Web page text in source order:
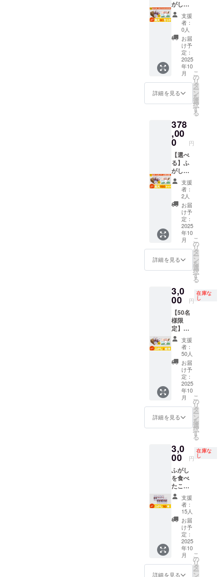
給状
況、製
造工程
上の都
合等に
より出
荷時期
が遅れ
る場合
があり
国内の
み
砂糖、
砂糖、
小麦
粉、小
麦蛋白
(グルテ
ン)/カラ
メル色
素、膨
張剤
量】 30
本 / 1箱
期限】
180日
【製造
式会社
水野製
菓 【販
売元】
株式会
社水野
製菓 🔴
活用方
法 ・お
子様と
の読み
聞かせ
・家族
でのお
プレゼ
ントと
して ・
地域の
保育
園・幼
稚園へ
の寄贈
🚚 配送
プロ
ジェク
ト終了
後、約
2ヶ月以
内に順
予定。
🔥クラ
ディン
グ限定
この機
会にし
か手に
入らな
い特別
なセッ
トで
す！ ※
国内配
送のみ
となり
ます。
※お届け
るふ菓
子。 個
包装で
衛生
的、子
どもか
ら大人
まで安
心して
楽しめ
ます。
食品衛
HACCP
【原材
料】 含
蜜糖(国
内製
造)、黒
砂糖、
砂糖、
小麦
粉、小
麦蛋白
(グルテ
ン)/カラ
メル色
素、膨
張剤
【内容
量】 30
本 / 1箱
180日
【製造
式会社
水野製
菓 【販
売元】
株式会
社水野
製菓 🔴
活用方
法 ・お
子様と
の読み
聞かせ
・家族
でのお
プレゼ
ントと
して ・
地域の
保育
園・幼
稚園へ
の寄贈
🚚 配送
プロ
ジェク
ト終了
後、約
2ヶ月以
内に順
「好き
なこと
には全
力で」
と世代
を超え
たメッ
セージ
性も込
めてい
ます。
🔴ふ菓
ぷり使
用した
日本一
の出荷
量を誇
るふ菓
子。 個
包装で
衛生
的、子
どもか
ら大人
まで安
心して
楽しめ
ます。
食品衛
生協会
HACCP
料】 含
蜜糖(国
内製
造)、黒
砂糖、
砂糖、
小麦
粉、小
麦蛋白
(グルテ
ン)/カラ
メル色
素、膨
張剤
【内容
量】 30
本 / 1箱
180日
【製造
式会社
水野製
菓 【販
売元】
株式会
社水野
製菓 🔴
活用方
法 ・お
子様と
の読み
聞かせ
会い、
ふ菓子
作りに
挑戦す
る心温
まるス
トー
リー。
日本の
伝統菓
子文化
を自然
に学べ
る教育
す。 ま
た「挑
戦」
「諦め
ない」
「好き
なこと
には全
力で」
と世代
を超え
たメッ
セージ
性も込
めてい
ます。
🔴ふ菓
子の特
徴 黒糖
をたっ
用した
日本一
の出荷
量を誇
るふ菓
子。 個
包装で
衛生
的、子
どもか
ら大人
まで安
心して
楽しめ
ます。
食品衛
生協会
HACCP
料】 含
蜜糖(国
内製
造)、黒
砂糖、
砂糖、
小麦
粉、小
麦蛋白
(グルテ
ン)/カラ
メル色
素、膨
張剤
【内容
量】 30
本 / 1箱
コト
ン」1冊
（B5サ
イズ・
上製
本・24
ペー
ジ） ・
水野製
菓の
「コト
ンのふ
がし」1
箱（30
り） 🔴
絵本に
ついて
コトン
がふ菓
子に出
会い、
ふ菓子
作りに
挑戦す
る心温
まるス
トー
リー。
日本の
伝統菓
子文化
を自然
に学べ
る教育
す。 ま
た「挑
戦」
「諦め
ない」
「好き
なこと
には全
力で」
と世代
を超え
たメッ
セージ
性も込
めてい
ます。
🔴ふ菓
ぷり使
用した
日本一
の出荷
量を誇
るふ菓
子。 個
包装で
衛生
的、子
どもか
ら大人
まで安
心して
楽しめ
ます。
食品衛
がし＋
絵本
セット
(最大80
個まで)
+ 絵本
にスポ
ンサー
名記載
※お願い
備考欄
に、欲
しい
セット
記入を
お願い
しま
す。 🎁
セット
内容 ・
絵本
「ふが
しやの
コト
ン」1冊
（B5サ
イズ・
上製
本・24
ペー
ジ） ・
水野製
菓の
「コト
がし」1
箱（30
本入
り） 🔴
絵本に
ついて
コトン
がふ菓
子に出
会い、
ふ菓子
作りに
挑戦す
る心温
まるス
トー
リー。
を自然
に学べ
る教育
絵本で
す。 ま
た「挑
戦」
「諦め
ない」
「好き
なこと
には全
力で」
と世代
を超え
たメッ
セージ
支援
者：
0人
お届
け予
定：
2025
年10
月
詳細を見る
こ
の
リ
タ
ー
ン
を
選
択
す
る
378
,00
0 円
【選べ
る】ふ
がし＋
絵本
セット
(最大
150個ま
で) + 絵
本にス
ポン
サー名
記載 ※
お願い
備考欄
に、欲
しい
個数の
記入を
お願い
しま
す。 🎁
セット
内容 ・
絵本
「ふが
しやの
コト
ン」1冊
（B5サ
イズ・
上製
本・24
ペー
「コト
ンのふ
がし」1
箱（30
本入
り） 🔴
絵本に
ついて
コトン
がふ菓
子に出
会い、
ふ菓子
作りに
挑戦す
る心温
まるス
支援
者：
2人
お届
け予
定：
2025
年10
月
詳細を見る
こ
の
リ
タ
ー
ン
を
選
択
す
る
3,0
00 円
在庫な
し
【50名
様限
定】ふ
がし(30
本/1箱)
＋絵本
セット
🎁 セッ
ト内容
・絵本
「ふが
しやの
コト
ン」1冊
（B5サ
イズ・
本・24
ペー
ジ） ・
水野製
菓の
「コト
ンのふ
がし」1
箱（30
本入
り） 🔴
絵本に
ついて
コトン
がふ菓
子に出
会い、
支援
者：
50人
お届
け予
定：
2025
年10
月
詳細を見る
こ
の
リ
タ
ー
ン
を
選
択
す
る
3,0
00 円
在庫な
し
ふがし
を食べ
たこと
がない
方へ！
個包装
だか
ら、い
つで
も、ど
こで
も。
コー
ヒーに
支援
者：
15人
お届
け予
定：
2025
年10
月
詳細を見る
こ
の
リ
タ
ー
ン